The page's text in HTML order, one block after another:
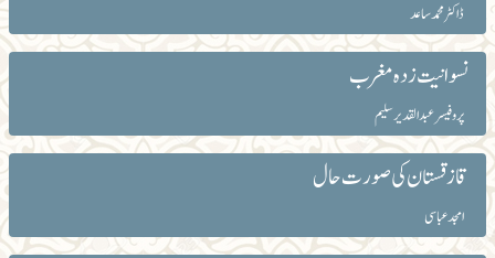
ڈاکٹر محمد ساعد
نسوانیت زدہ مغرب
پروفیسر عبدالقدیر سلیم
قازقستان کی صورت حال
امجد عباسی